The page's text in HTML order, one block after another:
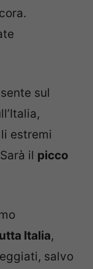
sul
estremi
il picco
Italia,
salvo